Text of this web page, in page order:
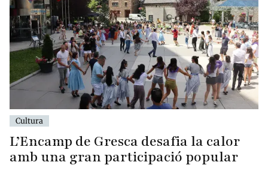
Cultura
L’Encamp de Gresca desafia la calor
amb una gran participació popular